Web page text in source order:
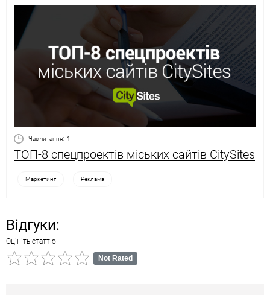
Час читання: 1
ТОП-8 спецпроектів міських сайтів CitySites
Маркетинг Реклама
Відгуки:
Оцініть статтю
Not Rated